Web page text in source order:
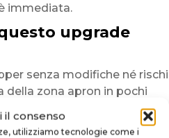
il consenso
utilizziamo tecnologie come i
immediata.
upgrade
senza modifiche né rischi
della zona apron in pochi
premium, lucida e durevole